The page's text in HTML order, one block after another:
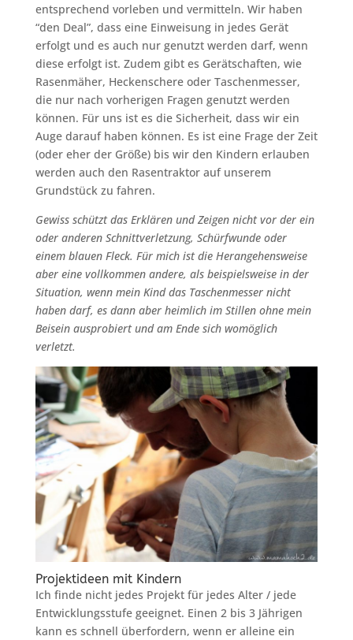
entsprechend vorleben und vermitteln. Wir haben
“den Deal”, dass eine Einweisung in jedes Gerät
erfolgt und es auch nur genutzt werden darf, wenn
diese erfolgt ist. Zudem gibt es Gerätschaften, wie
Rasenmäher, Heckenschere oder Taschenmesser,
die nur nach vorherigen Fragen genutzt werden
können. Für uns ist es die Sicherheit, dass wir ein
Auge darauf haben können. Es ist eine Frage der Zeit
(oder eher der Größe) bis wir den Kindern erlauben
werden auch den Rasentraktor auf unserem
Grundstück zu fahren.
Gewiss schützt das Erklären und Zeigen nicht vor der ein
oder anderen Schnittverletzung, Schürfwunde oder
einem blauen Fleck. Für mich ist die Herangehensweise
aber eine vollkommen andere, als beispielsweise in der
Situation, wenn mein Kind das Taschenmesser nicht
haben darf, es dann aber heimlich im Stillen ohne mein
Beisein ausprobiert und am Ende sich womöglich
verletzt.
Projektideen mit Kindern
Ich finde nicht jedes Projekt für jedes Alter / jede
Entwicklungsstufe geeignet. Einen 2 bis 3 Jährigen
kann es schnell überfordern, wenn er alleine ein